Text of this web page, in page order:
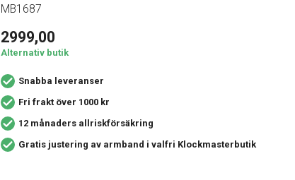
MB1687
2999,00
Alternativ butik
Snabba leveranser
Fri frakt över 1000 kr
12 månaders allriskförsäkring
Gratis justering av armband i valfri Klockmasterbutik